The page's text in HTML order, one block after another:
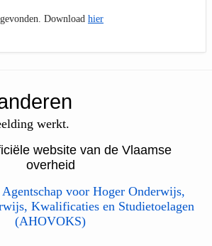
Download hier
werkt.
website van de Vlaamse
overheid
Agentschap voor Hoger Onderwijs,
Kwalificaties en Studietoelagen
(AHOVOKS)